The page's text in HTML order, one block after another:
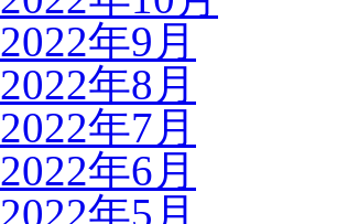
2022年9月
2022年8月
2022年7月
2022年6月
2022年5月